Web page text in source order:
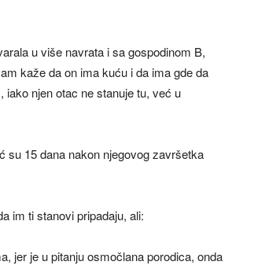
u više navrata i sa gospodinom B,
kaže da on ima kuću i da ima gde da
njen otac ne stanuje tu, već u
su 15 dana nakon njegovog završetka
im ti stanovi pripadaju, ali:
jer je u pitanju osmočlana porodica, onda